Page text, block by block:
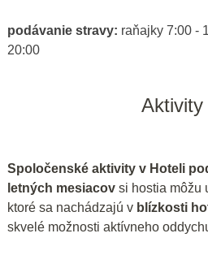
podávanie stravy: raňajky 7:00 -
20:00
Aktivity
Spoločenské aktivity v Hoteli
letných mesiacov si hostia môžu
ktoré sa nachádzajú v blízkosti
skvelé možnosti aktívneho